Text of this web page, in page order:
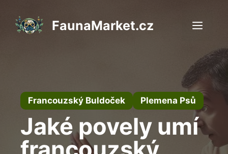
obsah
FaunaMarket.cz
Francouzský Buldoček Plemena Psů
Jaké povely umí